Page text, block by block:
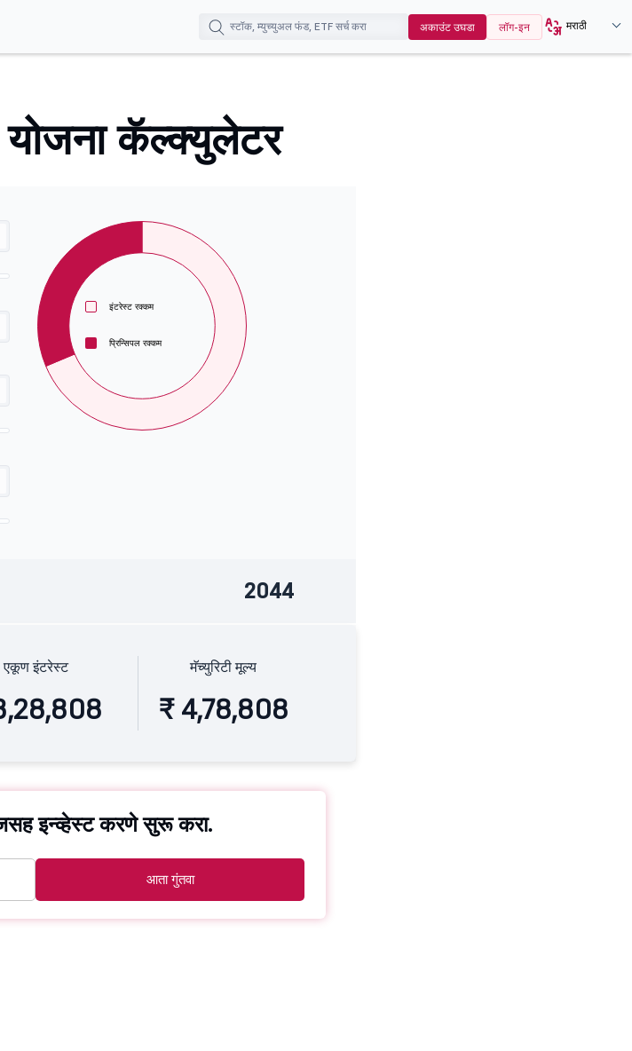
अकाउंट उघडा लॉग-इन मराठी
योजना कॅल्क्युलेटर
इंटरेस्ट रक्कम
प्रिन्सिपल रक्कम
2044
एकूण इंटरेस्ट मॅच्युरिटी मूल्य
₹ 4,78,808
इन्व्हेस्ट करणे सुरू करा.
आता गुंतवा